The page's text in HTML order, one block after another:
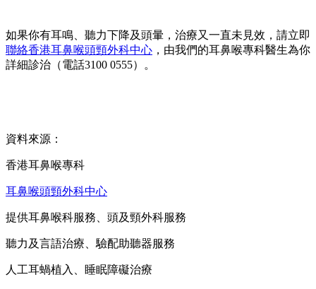
如果你有耳鳴、聽力下降及頭暈，治療又一直未見效，請立即
聯絡香港耳鼻喉頭頸外科中心 ，由我們的耳鼻喉專科醫生為你
詳細診治（電話3100 0555）。
資料來源：
香港耳鼻喉專科
耳鼻喉頭頸外科中心
提供耳鼻喉科服務、頭及頸外科服務
聽力及言語治療、驗配助聽器服務
人工耳蝸植入、睡眠障礙治療